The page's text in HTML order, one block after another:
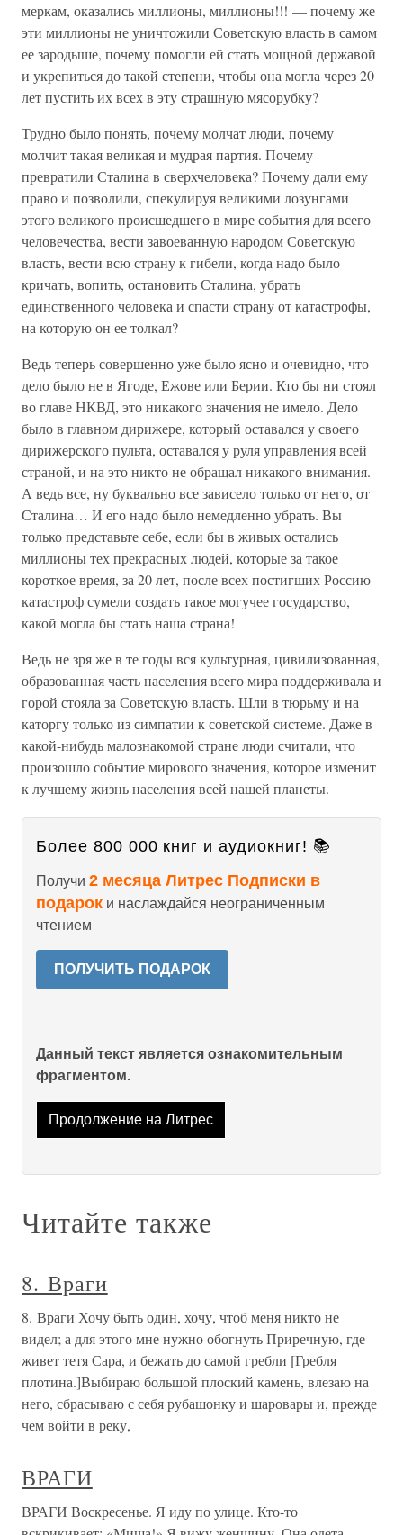
меркам, оказались миллионы, миллионы!!! — почему же
эти миллионы не уничтожили Советскую власть в самом
ее зародыше, почему помогли ей стать мощной державой
и укрепиться до такой степени, чтобы она могла через 20
лет пустить их всех в эту страшную мясорубку?
Трудно было понять, почему молчат люди, почему
молчит такая великая и мудрая партия. Почему
превратили Сталина в сверхчеловека? Почему дали ему
право и позволили, спекулируя великими лозунгами
этого великого происшедшего в мире события для всего
человечества, вести завоеванную народом Советскую
власть, вести всю страну к гибели, когда надо было
кричать, вопить, остановить Сталина, убрать
единственного человека и спасти страну от катастрофы,
на которую он ее толкал?
Ведь теперь совершенно уже было ясно и очевидно, что
дело было не в Ягоде, Ежове или Берии. Кто бы ни стоял
во главе НКВД, это никакого значения не имело. Дело
было в главном дирижере, который оставался у своего
дирижерского пульта, оставался у руля управления всей
страной, и на это никто не обращал никакого внимания.
А ведь все, ну буквально все зависело только от него, от
Сталина… И его надо было немедленно убрать. Вы
только представьте себе, если бы в живых остались
миллионы тех прекрасных людей, которые за такое
короткое время, за 20 лет, после всех постигших Россию
катастроф сумели создать такое могучее государство,
какой могла бы стать наша страна!
Ведь не зря же в те годы вся культурная, цивилизованная,
образованная часть населения всего мира поддерживала и
горой стояла за Советскую власть. Шли в тюрьму и на
каторгу только из симпатии к советской системе. Даже в
какой-нибудь малознакомой стране люди считали, что
произошло событие мирового значения, которое изменит
к лучшему жизнь населения всей нашей планеты.
Более 800 000 книг и аудиокниг! 📚
Получи 2 месяца Литрес Подписки в
подарок и наслаждайся неограниченным
чтением
ПОЛУЧИТЬ ПОДАРОК
Данный текст является ознакомительным
фрагментом.
Продолжение на Литрес
Читайте также
8. Враги
8. Враги Хочу быть один, хочу, чтоб меня никто не
видел; а для этого мне нужно обогнуть Приречную, где
живет тетя Сара, и бежать до самой гребли [Гребля
плотина.]Выбираю большой плоский камень, влезаю на
него, сбрасываю с себя рубашонку и шаровары и, прежде
чем войти в реку,
ВРАГИ
ВРАГИ Воскресенье. Я иду по улице. Кто-то